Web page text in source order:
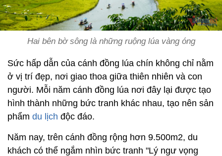
Hai bên bờ sông là những ruộng lúa vàng óng
Sức hấp dẫn của cánh đồng lúa chín không chỉ nằm
ở vị trí đẹp, nơi giao thoa giữa thiên nhiên và con
người. Mỗi năm cánh đồng lúa nơi đây lại được tạo
hình thành những bức tranh khác nhau, tạo nên sản
phẩm du lịch độc đáo.
Năm nay, trên cánh đồng rộng hơn 9.500m2, du
khách có thể ngắm nhìn bức tranh "Lý ngư vọng